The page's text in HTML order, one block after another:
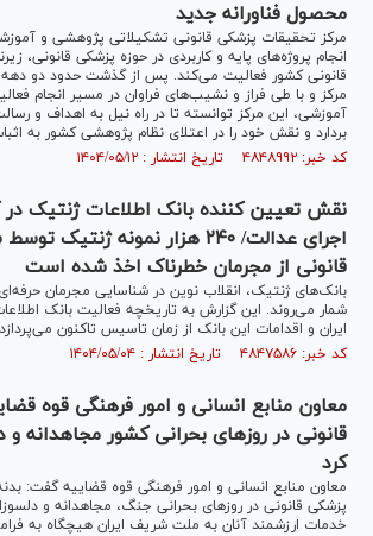
محصول فناورانه جدید
مرکز تحقیقات پزشکی قانونی تشکیلاتی پژوهشی و
انجام پروژه‌های پایه و کاربردی در حوزه پزشکی قانونی،
قانونی کشور فعالیت می‌کند. پس از گذشت حدود دو دهه
مرکز و با طی فراز و نشیب‌های فراوان در مسیر انجام
آموزشی، این مرکز توانسته تا در راه نیل به اهداف و
بردارد و نقش خود را در اعتلای نظام پژوهشی کشور به
کد خبر: ۴۸۴۸۹۹۲ تاریخ انتشار : ۱۴۰۴/۰۵/۱۲
نقش تعیین کننده بانک اطلاعات ژنتیک
اجرای عدالت/ ۲۴۰ هزار نمونه
قانونی از مجرمان خطرناک اخذ شده است
بانک‌های ژنتیک، انقلاب نوین در شناسایی مجرمان
شمار می‌روند. این گزارش به تاریخچه فعالیت بانک
ایران و اقدامات این بانک از زمان تاسیس تاکنون
کد خبر: ۴۸۴۷۵۸۶ تاریخ انتشار : ۱۴۰۴/۰۵/۰۴
معاون منابع انسانی و امور فرهنگی قوه
قانونی در روز‌های بحرانی کشور مجاهدانه
کرد
معاون منابع انسانی و امور فرهنگی قوه قضاییه گفت:
پزشکی قانونی در روز‌های بحرانی جنگ، مجاهدانه و
خدمات ارزشمند آنان به ملت شریف ایران هیچگاه به